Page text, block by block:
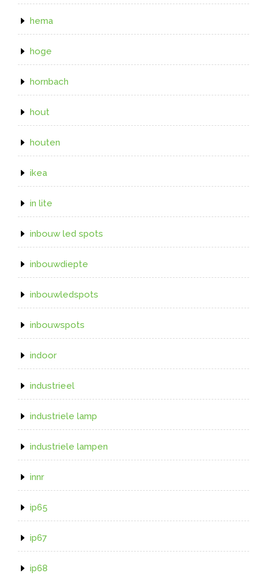
hema
hoge
hornbach
hout
houten
ikea
in lite
inbouw led spots
inbouwdiepte
inbouwledspots
inbouwspots
indoor
industrieel
industriele lamp
industriele lampen
innr
ip65
ip67
ip68